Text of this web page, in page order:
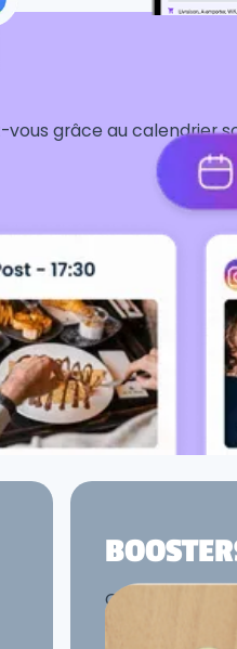
grâce au calendrier
Générez plus
grâce à des